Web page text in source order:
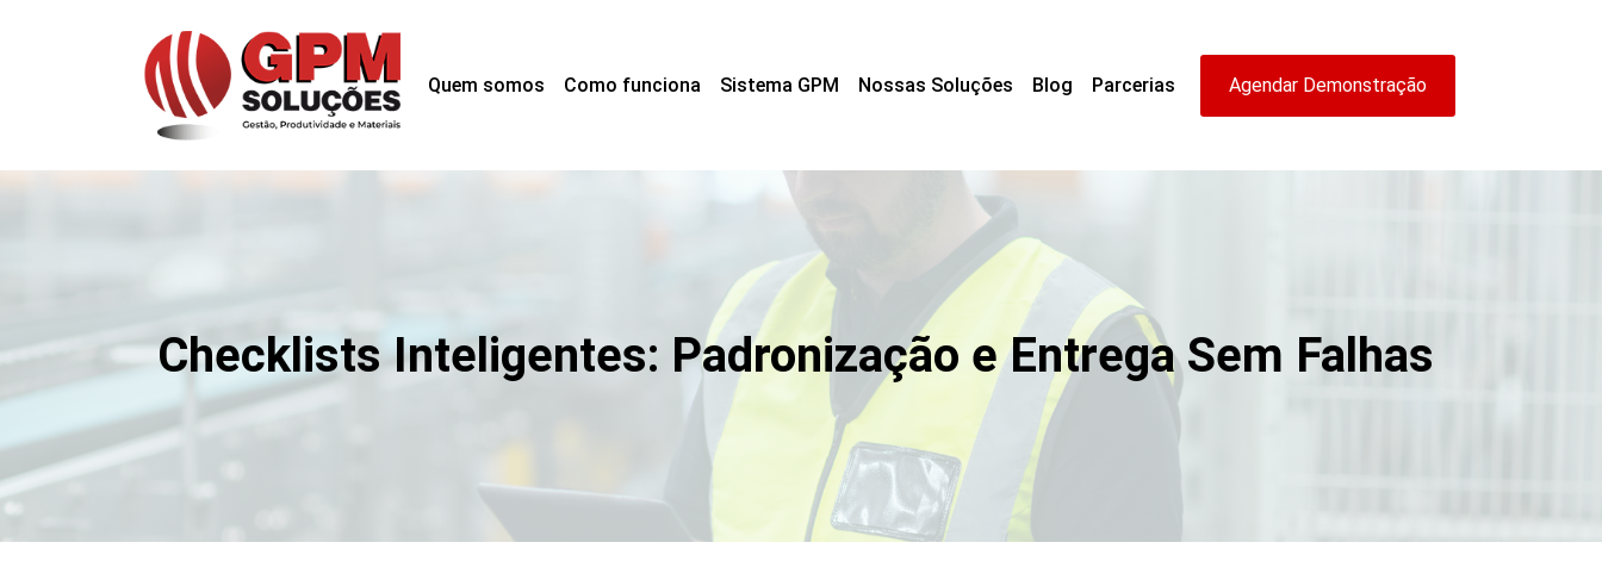
Quem somos Como funciona Sistema GPM Nossas Soluções Blog Parcerias Agendar Demonstração
Checklists Inteligentes: Padronização e Entrega Sem Falhas